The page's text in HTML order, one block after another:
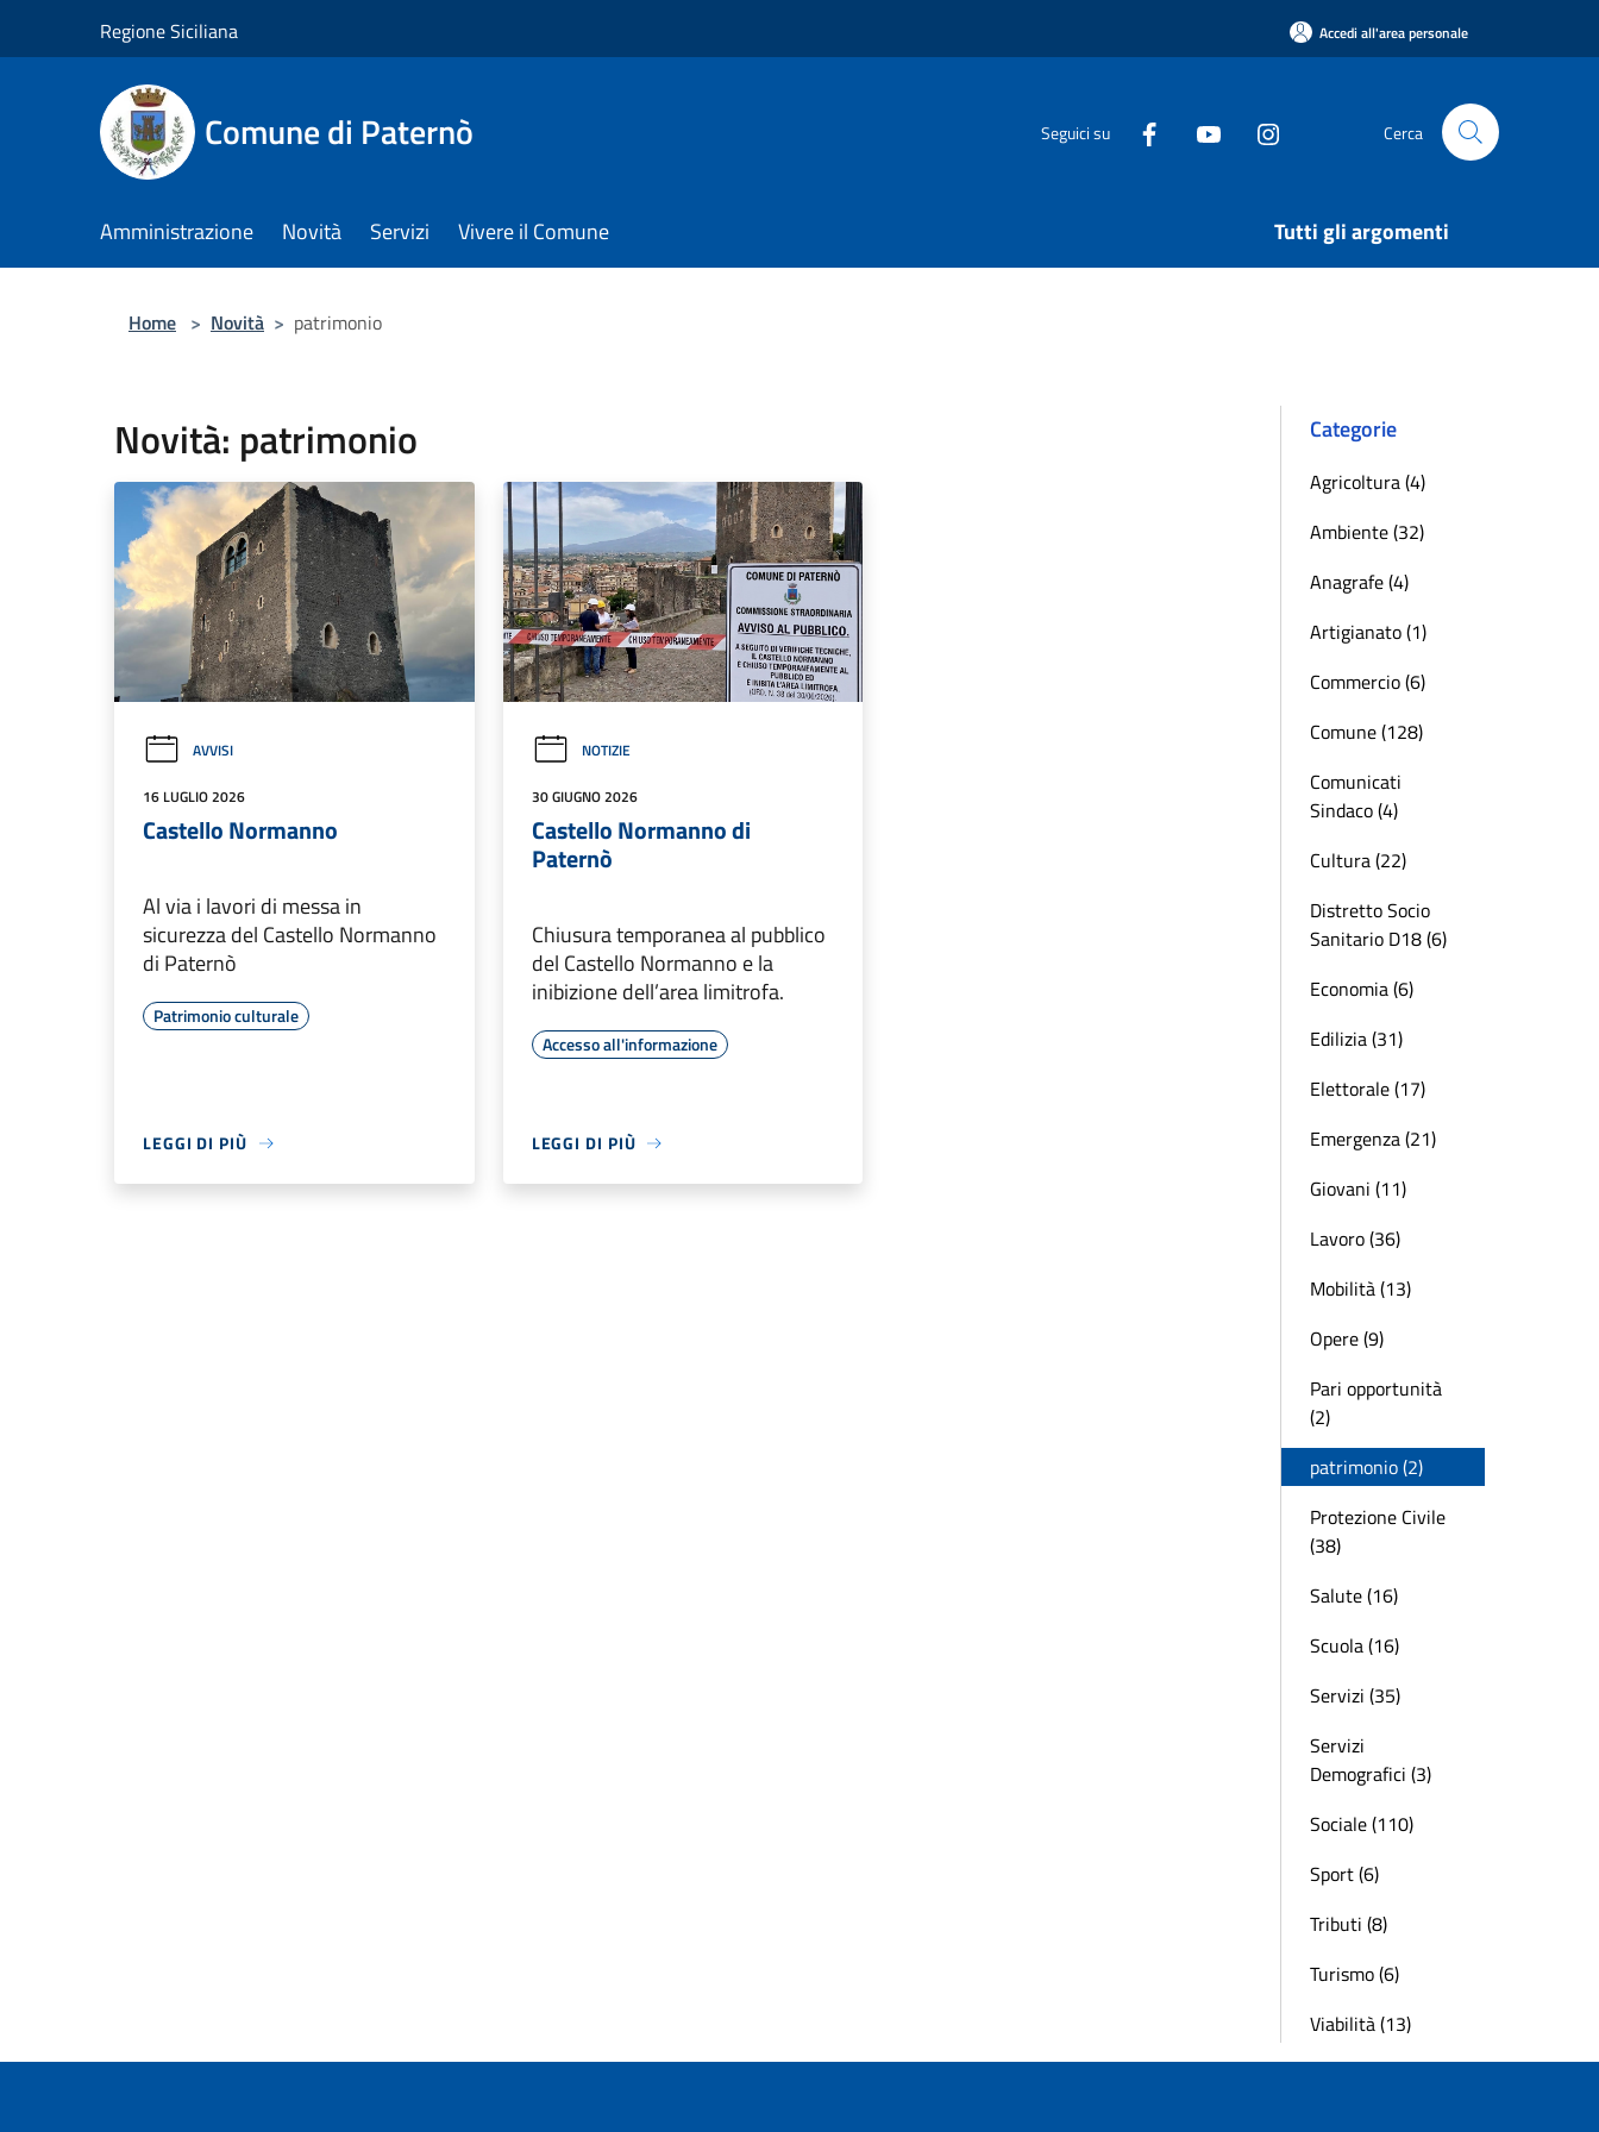
Regione Siciliana Accedi all'area personale
Comune di Paternò Seguici su Cerca
Amministrazione Novità Servizi Vivere il Comune Tutti gli argomenti
Home > Novità > patrimonio
Novità: patrimonio
AVVISI
16 LUGLIO 2026
Castello Normanno
Al via i lavori di messa in
sicurezza del Castello Normanno
di Paternò
Patrimonio culturale
LEGGI DI PIÙ
NOTIZIE
30 GIUGNO 2026
Castello Normanno di
Paternò
Chiusura temporanea al pubblico
del Castello Normanno e la
inibizione dell’area limitrofa.
Accesso all'informazione
LEGGI DI PIÙ
Categorie
Agricoltura (4)
Ambiente (32)
Anagrafe (4)
Artigianato (1)
Commercio (6)
Comune (128)
Comunicati
Sindaco (4)
Cultura (22)
Distretto Socio
Sanitario D18 (6)
Economia (6)
Edilizia (31)
Elettorale (17)
Emergenza (21)
Giovani (11)
Lavoro (36)
Mobilità (13)
Opere (9)
Pari opportunità
(2)
patrimonio (2)
Protezione Civile
(38)
Salute (16)
Scuola (16)
Servizi (35)
Servizi
Demografici (3)
Sociale (110)
Sport (6)
Tributi (8)
Turismo (6)
Viabilità (13)